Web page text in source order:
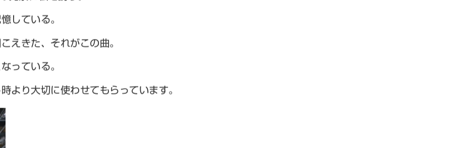
している。
えきた、それがこの曲。
っている。
より大切に使わせてもらっています。